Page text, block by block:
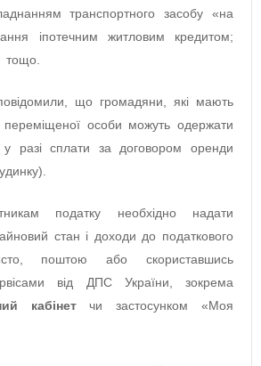
транспортного засобу «на
іпотечним житловим кредитом;
тощо.
що громадяни, які мають
переміщеної особи можуть одержати
у разі сплати за договором оренди
податку необхідно надати
стан і доходи до податкового
поштою або скориставшись
від ДПС України, зокрема
кабінетчи застосунком «Моя